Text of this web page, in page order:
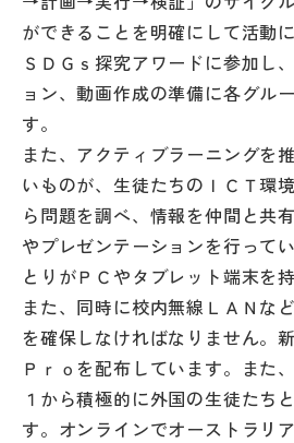
ができることを明確にして活動
ＳＤＧｓ探究アワードに参加し
ョン、動画作成の準備に各グル
す。
また、アクティブラーニングを
いものが、生徒たちのＩＣＴ環
ら問題を調べ、情報を仲間と共
やプレゼンテーションを行って
とりがＰＣやタブレット端末を
また、同時に校内無線ＬＡＮな
を確保しなければなりません。
Ｐｒｏを配布しています。また
１から積極的に外国の生徒たち
す。オンラインでオーストラリ